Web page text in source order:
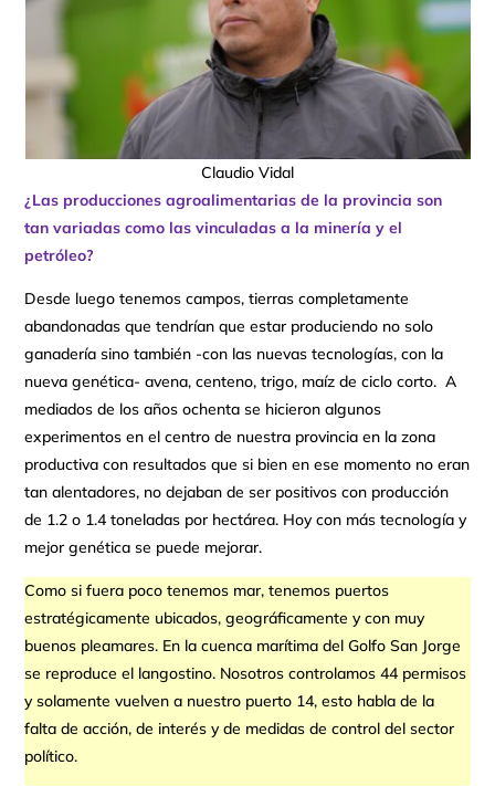
Claudio Vidal
¿Las producciones agroalimentarias de la provincia son
tan variadas como las vinculadas a la minería y el
petróleo?
Desde luego tenemos campos, tierras completamente
abandonadas que tendrían que estar produciendo no solo
ganadería sino también -con las nuevas tecnologías, con la
nueva genética- avena, centeno, trigo, maíz de ciclo corto. A
mediados de los años ochenta se hicieron algunos
experimentos en el centro de nuestra provincia en la zona
productiva con resultados que si bien en ese momento no eran
tan alentadores, no dejaban de ser positivos con producción
de 1.2 o 1.4 toneladas por hectárea. Hoy con más tecnología y
mejor genética se puede mejorar.
Como si fuera poco tenemos mar, tenemos puertos
estratégicamente ubicados, geográficamente y con muy
buenos pleamares. En la cuenca marítima del Golfo San Jorge
se reproduce el langostino. Nosotros controlamos 44 permisos
y solamente vuelven a nuestro puerto 14, esto habla de la
falta de acción, de interés y de medidas de control del sector
político.